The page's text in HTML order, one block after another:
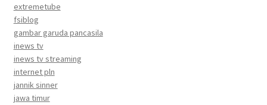
extremetube
fsiblog
gambar garuda pancasila
inews tv
inews tv streaming
internet pln
jannik sinner
jawa timur